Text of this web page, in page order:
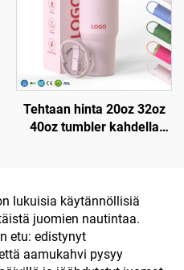
Tehtaan hinta 20oz 32oz
40oz tumbler kahdella
ruostumaton
lukuisia käytännöllisiä
juomien nautintaa.
etu: edistynyt
aamukahvi pysyy